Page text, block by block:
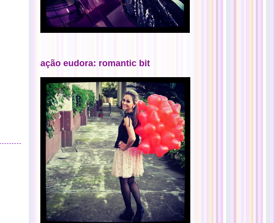
ação eudora: romantic bit